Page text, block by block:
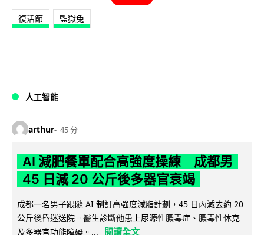
復活節 監獄兔
人工智能
arthur 45 分
AI 減肥餐單配合高強度操練 成都男
45 日減 20 公斤後多器官衰竭
成都一名男子跟隨 AI 制訂高強度減脂計劃，45 日內減去約 20
公斤後昏迷送院。醫生診斷他患上尿源性膿毒症、膿毒性休克
及多器官功能障礙。...
閱讀全文